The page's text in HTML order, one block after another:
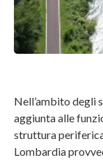
Nell’ambito degli
aggiunta alle
struttura
Lombardia